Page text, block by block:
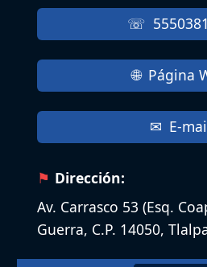
Página
E-
Dirección:
Av. Carrasco 53 (Esq.
Guerra, C.P. 14050,